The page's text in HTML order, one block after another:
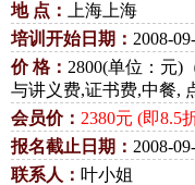
地 点：
上海上海
培训开始日期： 2008-
价 格： 2800(单位：元)
与讲义费,证书费,中餐,
会员价： 2380元 (即8.5
报名截止日期： 2008-
联系人： 叶小姐